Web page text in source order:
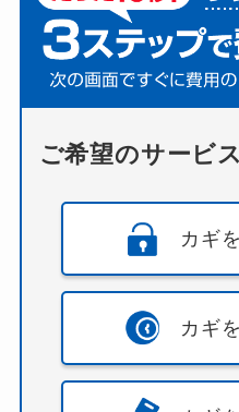
ご希望のサービ
カギを
カギを